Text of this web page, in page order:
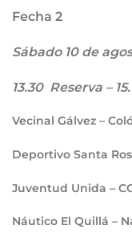
Fecha 2
Sábado 10 de
13.30 Reserva –
Vecinal Gálvez –
Deportivo Santa
Juventud Unida –
Náutico El Quillá –